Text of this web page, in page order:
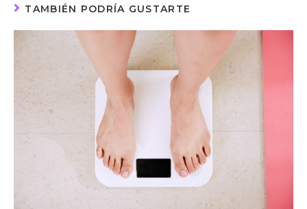
TAMBIÉN PODRÍA GUSTARTE